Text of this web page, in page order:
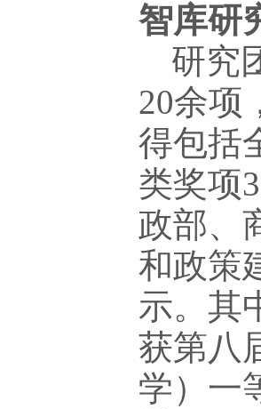
智库研
研究
20余项
得包括
类奖项
政部、
和政策
示。其
获第八
学）一